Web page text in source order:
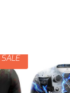
SALE